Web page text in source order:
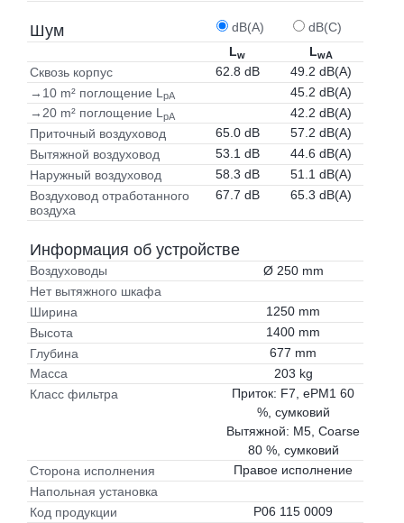
Шум dB(A)
dB(C)
Lw LwA
Сквозь корпус 62.8 dB
49.2 dB(A)
→10 m² поглощение L pA
45.2 dB(A)
→20 m² поглощение LpA
42.2 dB(A)
Приточный воздуховод
65.0 dB
57.2 dB(A)
Вытяжной воздуховод
53.1 dB
44.6 dB(A)
Наружный воздуховод
58.3 dB
51.1 dB(A)
Воздуховод отработанного
воздуха
67.7 dB 65.3 dB(A)
Информация об устройстве
Воздуховоды
Ø 250 mm
Нет вытяжного шкафа
Ширина
1250 mm
Высота
1400 mm
Глубина
677 mm
Масса
203 kg
Класс фильтра
Приток: F7, ePM1 60
%, сумковий
Вытяжной: M5, Coarse
80 %, сумковий
Сторона исполнения
Правое исполнение
Напольная установка
Код продукции
P06 115 0009